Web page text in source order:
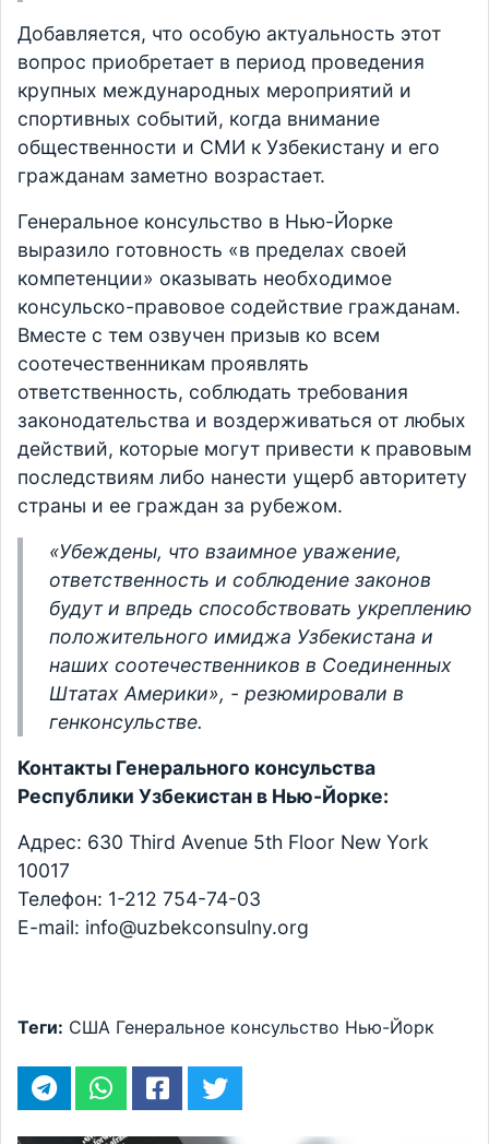
Добавляется, что особую актуальность этот
вопрос приобретает в период проведения
крупных международных мероприятий и
спортивных событий, когда внимание
общественности и СМИ к Узбекистану и его
гражданам заметно возрастает.
Генеральное консульство в Нью-Йорке
выразило готовность «в пределах своей
компетенции» оказывать необходимое
консульско-правовое содействие гражданам.
Вместе с тем озвучен призыв ко всем
соотечественникам проявлять
ответственность, соблюдать требования
законодательства и воздерживаться от любых
действий, которые могут привести к правовым
последствиям либо нанести ущерб авторитету
страны и ее граждан за рубежом.
«Убеждены, что взаимное уважение,
ответственность и соблюдение законов
будут и впредь способствовать укреплению
положительного имиджа Узбекистана и
наших соотечественников в Соединенных
Штатах Америки», - резюмировали в
генконсульстве.
Контакты Генерального консульства
Республики Узбекистан в Нью-Йорке:
Адрес: 630 Third Avenue 5th Floor New York
10017
Телефон: 1-212 754-74-03
E-mail: info@uzbekconsulny.org
Теги: США Генеральное консульство Нью-Йорк